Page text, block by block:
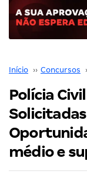
Início ›› Concursos
Polícia
Solicitadas
médio e